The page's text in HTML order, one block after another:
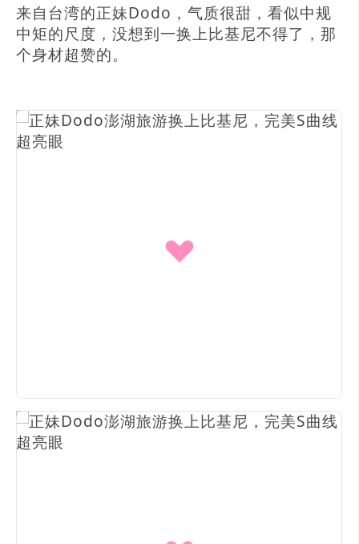
来自台湾的正妹Dodo，气质很甜，看似中规
中矩的尺度，没想到一换上比基尼不得了，那
个身材超赞的。